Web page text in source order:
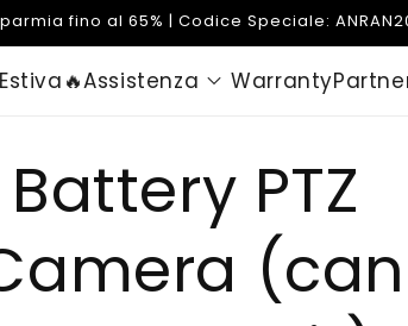
fino al 65% | Codice Speciale:
Assistenza Warranty
PTZ